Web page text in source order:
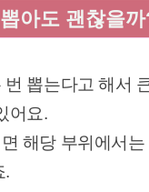
아도 괜찮을
번 뽑는다고 해서
어요.
해당 부위에서
.